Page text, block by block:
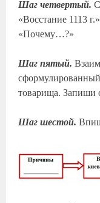
Шаг четвертый.
«Восстание 1113
«Почему…?»
Шаг пятый.
товарища. Запиши
Шаг шестой.